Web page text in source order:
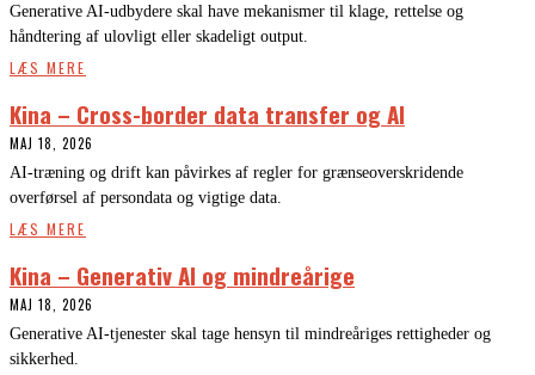
Generative AI-udbydere skal have mekanismer til klage, rettelse og
håndtering af ulovligt eller skadeligt output.
LÆS MERE
Kina – Cross-border data transfer og AI
MAJ 18, 2026
AI-træning og drift kan påvirkes af regler for grænseoverskridende
overførsel af persondata og vigtige data.
LÆS MERE
Kina – Generativ AI og mindreårige
MAJ 18, 2026
Generative AI-tjenester skal tage hensyn til mindreåriges rettigheder og
sikkerhed.